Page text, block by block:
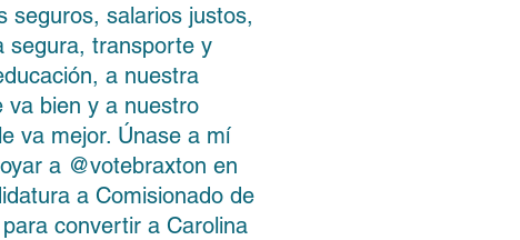
seguros, salarios justos,
segura, transporte y
a nuestra
va bien y a nuestro
va mejor. Únase a mí
a @votebraxton en
a Comisionado de
convertir a Carolina